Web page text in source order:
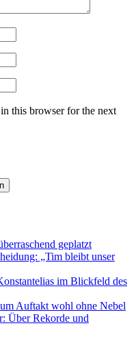
this browser for the next
geplatzt
„Tim bleibt unser
im Blickfeld des
Auftakt wohl ohne Nebel
Über Rekorde und